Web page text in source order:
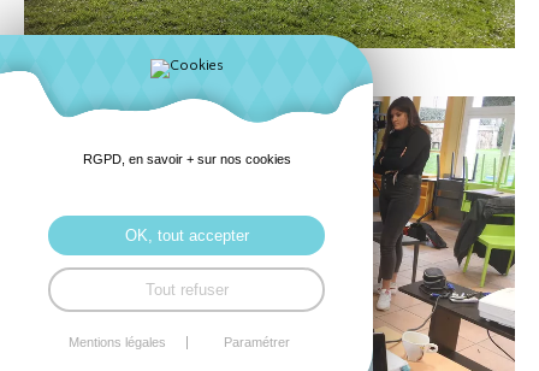
RGPD, en savoir + sur nos cookies
OK, tout accepter
Tout refuser
Mentions légales Paramétrer